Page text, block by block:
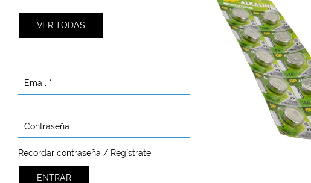
VER TODAS
Email *
Contraseña
Recordar contraseña / Regístrate
ENTRAR